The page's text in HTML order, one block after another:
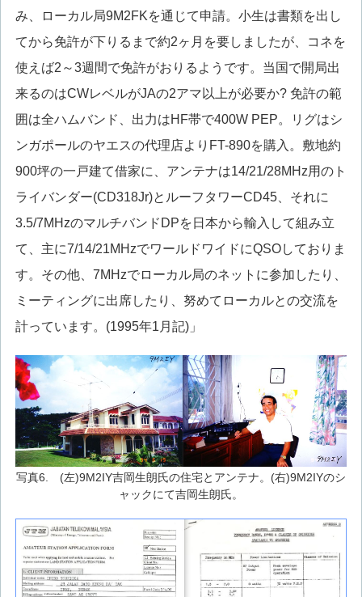
み、ローカル局9M2FKを通じて申請。小生は書類を出し
てから免許が下りるまで約2ヶ月を要しましたが、コネを
使えば2～3週間で免許がおりるようです。当国で開局出
来るのはCWレベルがJAの2アマ以上が必要か? 免許の範
囲は全ハムバンド、出力はHF帯で400W PEP。リグはシ
ンガポールのヤエスの代理店よりFT-890を購入。敷地約
900坪の一戸建て借家に、アンテナは14/21/28MHz用のト
ライバンダー(CD318Jr)とルーフタワーCD45、それに
3.5/7MHzのマルチバンドDPを日本から輸入して組み立
て、主に7/14/21MHzでワールドワイドにQSOしておりま
す。その他、7MHzでローカル局のネットに参加したり、
ミーティングに出席したり、努めてローカルとの交流を
計っています。(1995年1月記)」
写真6. (左)9M2IY吉岡生朗氏の住宅とアンテナ。(右)9M2IYのシ
ャックにて吉岡生朗氏。